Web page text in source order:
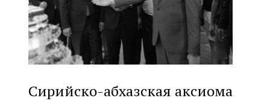
Сирийско-абхазская аксиома